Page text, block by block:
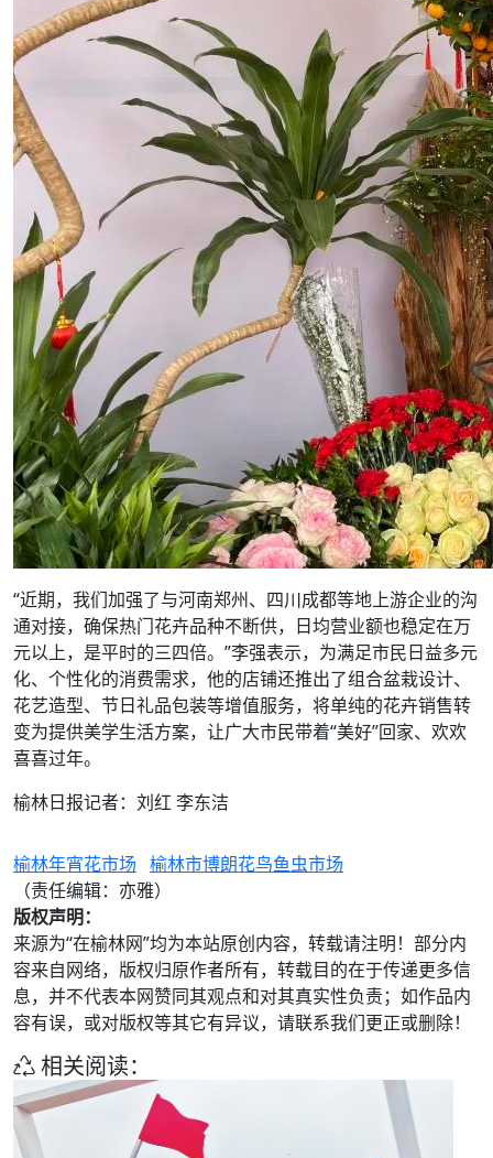
“近期，我们加强了与河南郑州、四川成都等地上游企业的沟
通对接，确保热门花卉品种不断供，日均营业额也稳定在万
元以上，是平时的三四倍。”李强表示，为满足市民日益多元
化、个性化的消费需求，他的店铺还推出了组合盆栽设计、
花艺造型、节日礼品包装等增值服务，将单纯的花卉销售转
变为提供美学生活方案，让广大市民带着“美好”回家、欢欢
喜喜过年。
榆林日报记者：刘红 李东洁
榆林年宵花市场 榆林市博朗花鸟鱼虫市场
（责任编辑：亦雅）
版权声明：
来源为“在榆林网”均为本站原创内容，转载请注明！部分内
容来自网络，版权归原作者所有，转载目的在于传递更多信
息，并不代表本网赞同其观点和对其真实性负责；如作品内
容有误，或对版权等其它有异议，请联系我们更正或删除！
相关阅读：